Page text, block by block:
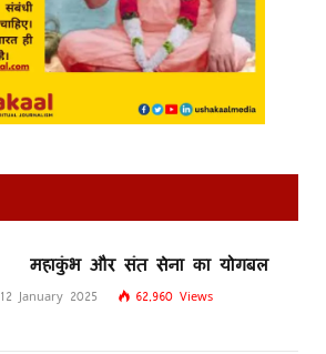
महाकुंभ और संत सेना का योगबल
12 January 2025 62,960 Views